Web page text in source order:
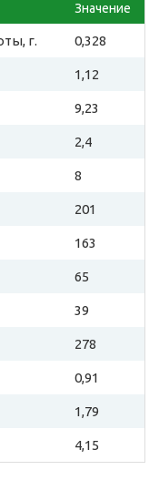
Значение
г. 0,328
1,12
9,23
2,4
8
201
163
65
39
278
0,91
1,79
4,15